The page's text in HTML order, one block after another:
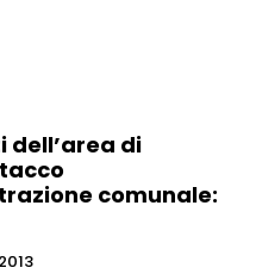
dell’area di
comunale: